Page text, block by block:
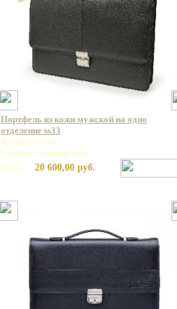
Портфель из кожи мужской на одно
отделение ss33
Артикул: ss33
Базовая единица: шт
Цена:
20 600,00 руб.